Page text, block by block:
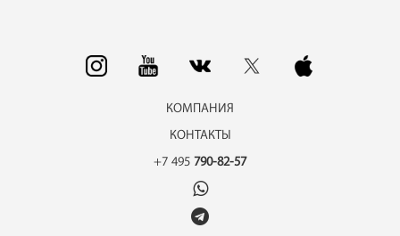
КОМПАНИЯ
КОНТАКТЫ
+7 495 790-82-57